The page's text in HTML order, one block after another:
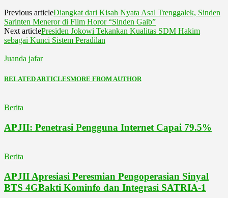
Previous articleDiangkat dari Kisah Nyata Asal Trenggalek, Sinden
Sarinten Meneror di Film Horor “Sinden Gaib”
Next articlePresiden Jokowi Tekankan Kualitas SDM Hakim
sebagai Kunci Sistem Peradilan
Juanda jafar
RELATED ARTICLESMORE FROM AUTHOR
Berita
APJII: Penetrasi Pengguna Internet Capai 79.5%
Berita
APJII Apresiasi Peresmian Pengoperasian Sinyal
BTS 4GBakti Kominfo dan Integrasi SATRIA-1